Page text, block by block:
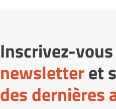
Inscrivez-
newsletteret
des dernières